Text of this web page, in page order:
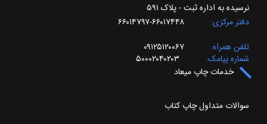
نرسیده به اداره ثبت - پلاک ۵۹۱
دفتر مرکزی
۶۶۰۱۷۴۴۸-۶۶۰۱۴۷۹۷
تلفن همراه
۰۹۱۲۵۱۲۰۰۶۷
شماره پیامک
۵۰۰۰۲۰۴۰۲۰۳
خدمات چاپ میعاد
سوالات متداول چاپ کتاب